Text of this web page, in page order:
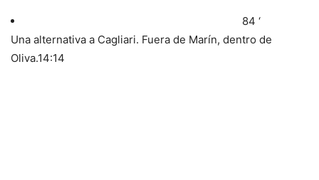
84 ‘
Una alternativa a Cagliari. Fuera de Marín, dentro de
Oliva.14:14